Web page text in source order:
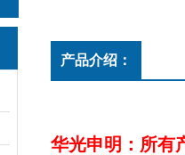
产品介绍：
华光申明：所有